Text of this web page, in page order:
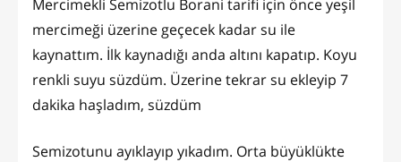
Mercimekli Semizotlu Borani tarifi için önce yeşil
mercimeği üzerine geçecek kadar su ile
kaynattım. İlk kaynadığı anda altını kapatıp. Koyu
renkli suyu süzdüm. Üzerine tekrar su ekleyip 7
dakika haşladım, süzdüm
Semizotunu ayıklayıp yıkadım. Orta büyüklükte